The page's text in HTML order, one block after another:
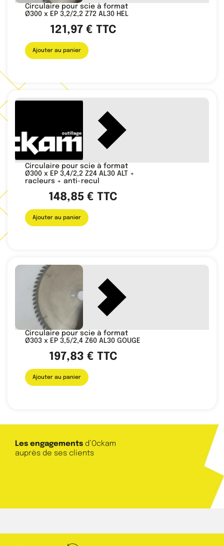
Circulaire pour scie à format
Ø300 x EP 3,2/2,2 Z72 AL30 HEL
121,97 € TTC
Ajouter au panier
Circulaire pour scie à format
Ø300 x EP 3,4/2,2 Z24 AL30 ALT +
racleurs + anti-recul
148,85€ TTC
Ajouter au panier
Circulaire pour scie à format
Ø303 x EP 3,5/2,4 Z60 AL30 GOUGE
197,83 € TTC
Ajouter au panier
Les engagements d’Ockam
auprès de ses clients